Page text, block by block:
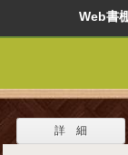
Web
詳 細